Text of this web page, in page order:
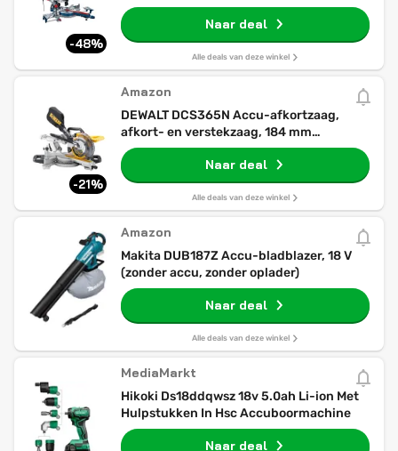
-48%
mm, in doos)
Naar deal
Alle deals van deze winkel
-21%
Amazon
DEWALT DCS365N Accu-afkortzaag,
afkort- en verstekzaag, 184 mm
zaagbladdiameter, 48 graden
hellingsinstelling, XPS-
zaaglijnweergave, levering zonder accu
Naar deal
Alle deals van deze winkel
Amazon
Makita DUB187Z Accu-bladblazer, 18 V
(zonder accu, zonder oplader)
Naar deal
Alle deals van deze winkel
MediaMarkt
Hikoki Ds18ddqwsz 18v 5.0ah Li-ion Met
Hulpstukken In Hsc Accuboormachine
Naar deal